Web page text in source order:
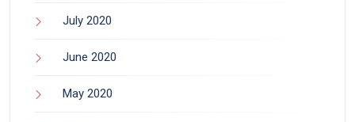
July 2020
June 2020
May 2020